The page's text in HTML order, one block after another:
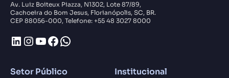
Av. Luiz Boiteux Piazza, N1302, Lote 87/89,
Cachoeira do Bom Jesus, Florianópolis, SC, BR.
CEP 88056-000, Telefone: +55 48 3027 8000
LinkedIn
Instagram
Youtube
Facebook
WhatsApp
Setor Público Institucional